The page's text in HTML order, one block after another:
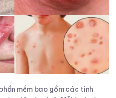
mềm bao gồm các tình